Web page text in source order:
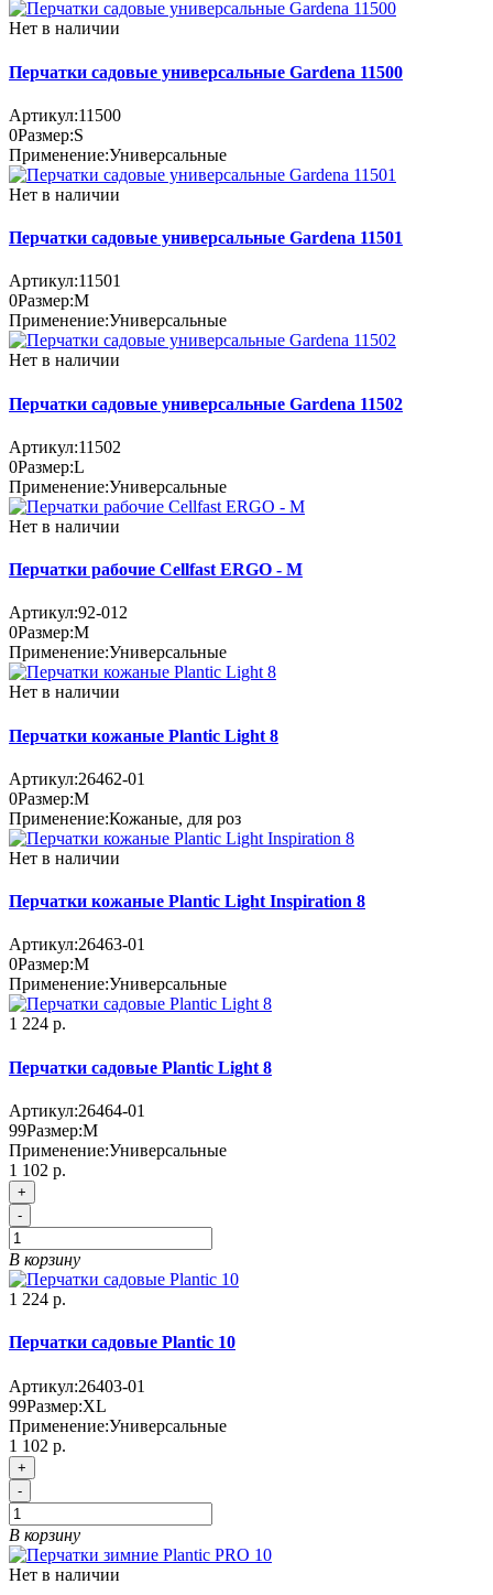
Нет в наличии
Перчатки садовые универсальные Gardena 11500
Артикул:11500
0Размер:S
Применение:Универсальные
Нет в наличии
Перчатки садовые универсальные Gardena 11501
Артикул:11501
0Размер:M
Применение:Универсальные
Нет в наличии
Перчатки садовые универсальные Gardena 11502
Артикул:11502
0Размер:L
Применение:Универсальные
Нет в наличии
Перчатки рабочие Cellfast ERGO - M
Артикул:92-012
0Размер:M
Применение:Универсальные
Нет в наличии
Перчатки кожаные Plantic Light 8
Артикул:26462-01
0Размер:M
Применение:Кожаные, для роз
Нет в наличии
Перчатки кожаные Plantic Light Inspiration 8
Артикул:26463-01
0Размер:M
Применение:Универсальные
1 224 р.
Перчатки садовые Plantic Light 8
Артикул:26464-01
99Размер:M
Применение:Универсальные
1 102 р.
+
-
В корзину
1 224 р.
Перчатки садовые Plantic 10
Артикул:26403-01
99Размер:XL
Применение:Универсальные
1 102 р.
+
-
В корзину
Нет в наличии